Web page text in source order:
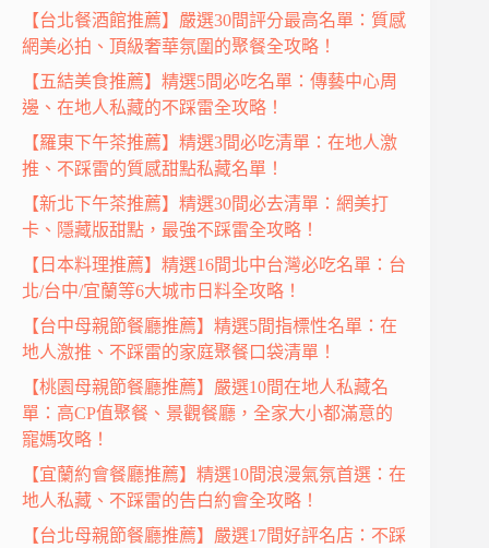
【台北餐酒館推薦】嚴選30間評分最高名單：質感
網美必拍、頂級奢華氛圍的聚餐全攻略！
【五結美食推薦】精選5間必吃名單：傳藝中心周
邊、在地人私藏的不踩雷全攻略！
【羅東下午茶推薦】精選3間必吃清單：在地人激
推、不踩雷的質感甜點私藏名單！
【新北下午茶推薦】精選30間必去清單：網美打
卡、隱藏版甜點，最強不踩雷全攻略！
【日本料理推薦】精選16間北中台灣必吃名單：台
北/台中/宜蘭等6大城市日料全攻略！
【台中母親節餐廳推薦】精選5間指標性名單：在
地人激推、不踩雷的家庭聚餐口袋清單！
【桃園母親節餐廳推薦】嚴選10間在地人私藏名
單：高CP值聚餐、景觀餐廳，全家大小都滿意的
寵媽攻略！
【宜蘭約會餐廳推薦】精選10間浪漫氣氛首選：在
地人私藏、不踩雷的告白約會全攻略！
【台北母親節餐廳推薦】嚴選17間好評名店：不踩